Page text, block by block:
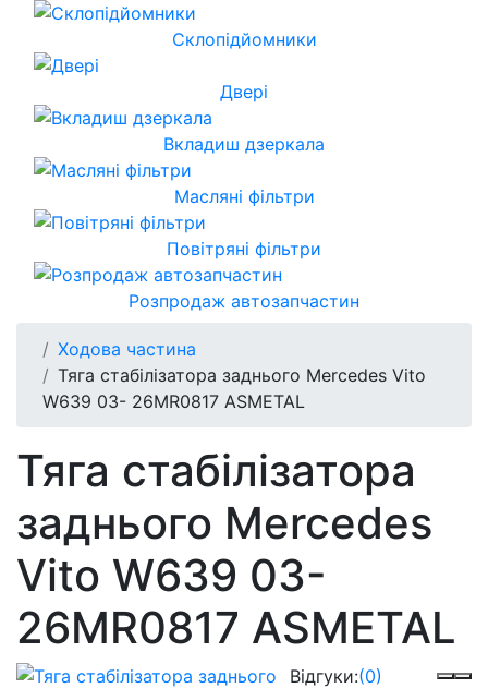
Склопідйомники
Двері
Вкладиш дзеркала
Масляні фільтри
Повітряні фільтри
Розпродаж автозапчастин
Ходова частина
Тяга стабілізатора заднього Mercedes Vito
W639 03- 26MR0817 ASMETAL
Тяга стабілізатора
заднього Mercedes
Vito W639 03-
26MR0817 ASMETAL
Відгуки:(0)